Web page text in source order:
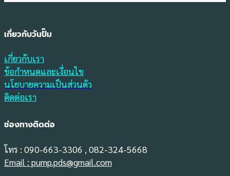
เกี่ยวกับวันปั๊ม
เกี่ยวกับเรา
ข้อกำหนดและเงื่อนไข
นโยบายความเป็นส่วนตัว
ติดต่อเรา
ช่องทางติดต่อ
โทร : 090-663-3306 , 082-324-5668
Email : pump.pds@gmail.com